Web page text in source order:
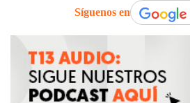
Síguenos en